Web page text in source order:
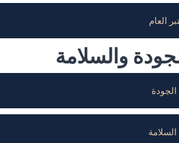
العام
والسلامة
الجودة
السلامة